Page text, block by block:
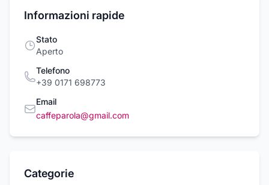
Informazioni rapide
Stato
Aperto
Telefono
+39 0171 698773
Email
caffeparola@gmail.com
Categorie